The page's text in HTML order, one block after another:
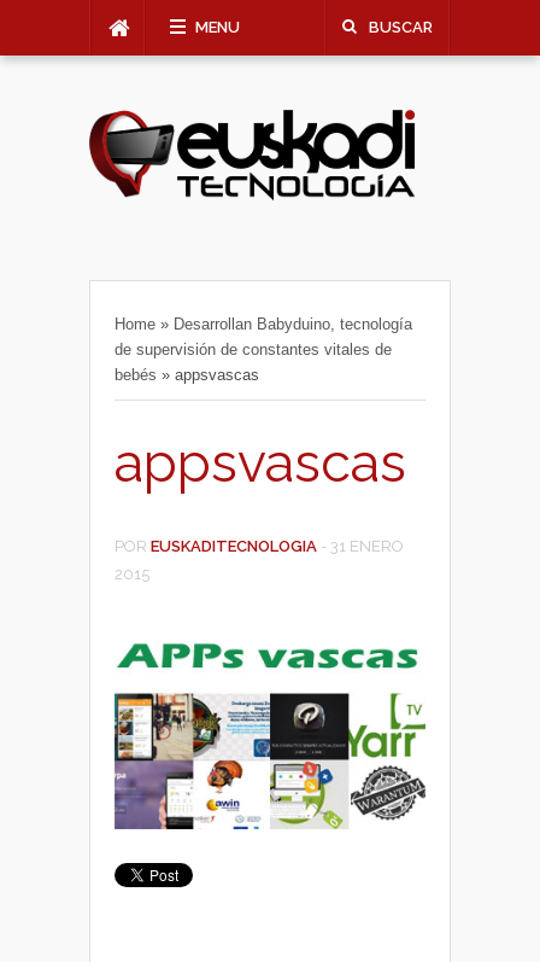
MENU BUSCAR
Home » Desarrollan Babyduino, tecnología
de supervisión de constantes vitales de
bebés » appsvascas
appsvascas
POR EUSKADITECNOLOGIA - 31 ENERO
2015